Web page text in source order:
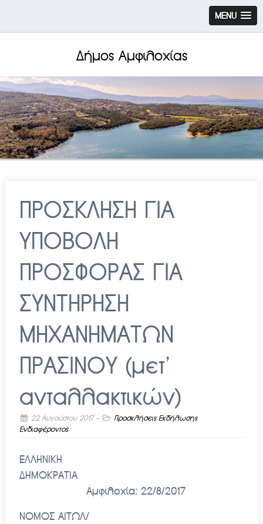
MENU
Δήμος Αμφιλοχίας
ΠΡΟΣΚΛΗΣΗ ΓΙΑ
ΥΠΟΒΟΛΗ
ΠΡΟΣΦΟΡΑΣ ΓΙΑ
ΣΥΝΤΗΡΗΣΗ
ΜΗΧΑΝΗΜΑΤΩΝ
ΠΡΑΣΙΝΟΥ (μετ’
ανταλλακτικών)
22 Αυγούστου 2017-
Προσκλήσεις Εκδήλωσης
Ενδιαφέροντος
ΕΛΛΗΝΙΚΗ
ΔΗΜΟΚΡΑΤΙΑ
Αμφιλοχία: 22/8/2017
ΝΟΜΟΣ ΑΙΤΩΛ/